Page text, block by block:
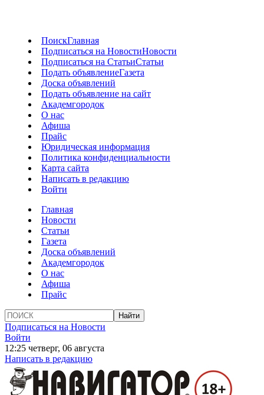
ПоискГлавная
Подписаться на НовостиНовости
Подписаться на СтатьиСтатьи
Подать объявлениеГазета
Доска объявлений
Подать объявление на сайт
Академгородок
О нас
Афиша
Прайс
Юридическая информация
Политика конфиденциальности
Карта сайта
Написать в редакцию
Войти
Главная
Новости
Статьи
Газета
Доска объявлений
Академгородок
О нас
Афиша
Прайс
Подписаться на Новости
Войти
12:25 четверг, 06 августа
Написать в редакцию